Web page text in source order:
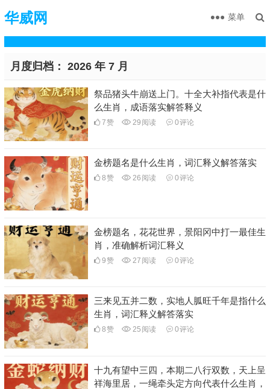
华威网 菜单
月度归档： 2026 年 7 月
祭品猪头牛崩送上门。十全大补指代表是什
么生肖，成语落实解答释义
7赞 29 阅读 0评论
金榜题名是什么生肖，词汇释义解答落实
8赞 26 阅读 0评论
金榜题名，花花世界，景阳冈中打一最佳生
肖，准确解析词汇释义
9赞 27 阅读 0评论
三来见五并二数，实地人胍旺千年是指什么
生肖，词汇释义解答落实
8赞 25 阅读 0评论
十九有望中三四，本期二八行双数，天上呈
祥海里居，一绳牵头定方向代表什么生肖，